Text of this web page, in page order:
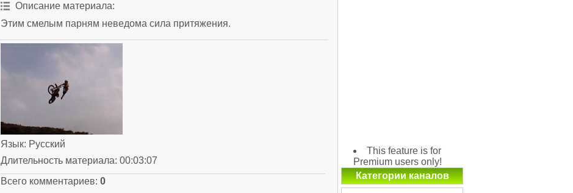
Описание материала:
Этим смелым парням неведома сила притяжения.
Язык: Русский
Длительность материала: 00:03:07
Всего комментариев: 0
This feature is for
Premium users only!
Категории каналов